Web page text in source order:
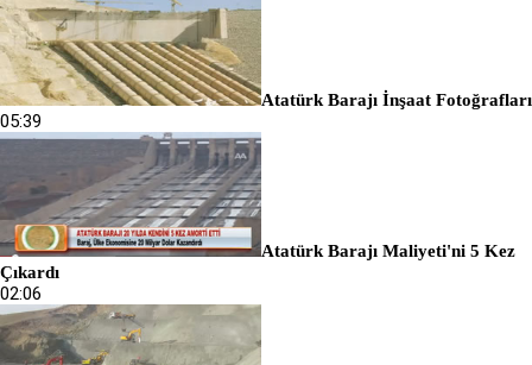
Atatürk Barajı İnşaat Fotoğrafları
05:39
Atatürk Barajı Maliyeti'ni 5 Kez
Çıkardı
02:06